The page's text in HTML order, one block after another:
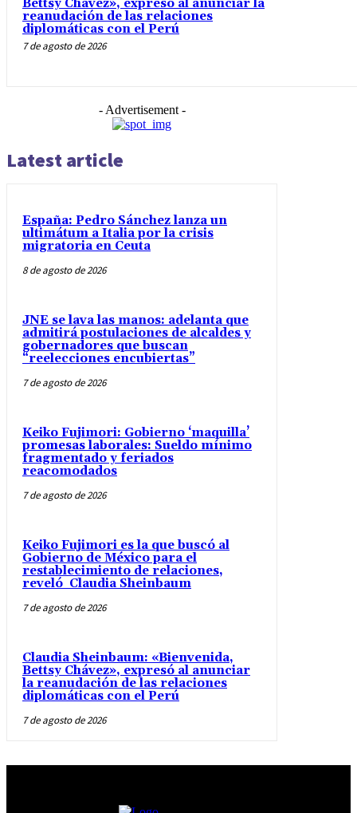
Bettsy Chávez», expresó al anunciar la
reanudación de las relaciones
diplomáticas con el Perú
7 de agosto de 2026
- Advertisement -
Latest article
España: Pedro Sánchez lanza un
ultimátum a Italia por la crisis
migratoria en Ceuta
8 de agosto de 2026
JNE se lava las manos: adelanta que
admitirá postulaciones de alcaldes y
gobernadores que buscan
“reelecciones encubiertas”
7 de agosto de 2026
Keiko Fujimori: Gobierno ‘maquilla’
promesas laborales: Sueldo mínimo
fragmentado y feriados
reacomodados
7 de agosto de 2026
Keiko Fujimori es la que buscó al
Gobierno de México para el
restablecimiento de relaciones,
reveló Claudia Sheinbaum
7 de agosto de 2026
Claudia Sheinbaum: «Bienvenida,
Bettsy Chávez», expresó al anunciar
la reanudación de las relaciones
diplomáticas con el Perú
7 de agosto de 2026